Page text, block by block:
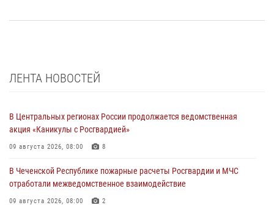
ЛЕНТА НОВОСТЕЙ
В Центральных регионах России продолжается ведомственная
акция «Каникулы с Росгвардией»
09 августа 2026, 08:00 8
В Чеченской Республике пожарные расчеты Росгвардии и МЧС
отработали межведомственное взаимодействие
09 августа 2026, 08:00 2